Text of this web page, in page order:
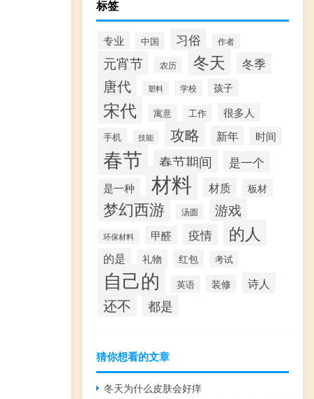
标签
专业 中国 习俗 作者
元宵节 农历 冬天 冬季
唐代 塑料 学校 孩子
宋代 寓意 工作 很多人
手机 技能 攻略 新年 时间
春节 春节期间 是一个
是一种 材料 材质 板材
梦幻西游 汤圆 游戏
环保材料 甲醛 疫情 的人
的是 礼物 红包 考试
自己的 英语 装修 诗人
还不 都是
猜你想看的文章
冬天为什么皮肤会好痒